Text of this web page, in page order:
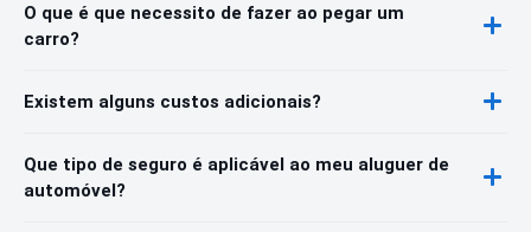
O que é que necessito de fazer ao pegar um
carro?
Existem alguns custos adicionais?
Que tipo de seguro é aplicável ao meu aluguer de
automóvel?